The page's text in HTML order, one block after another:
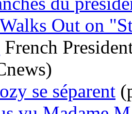
Out on
French
se séparent